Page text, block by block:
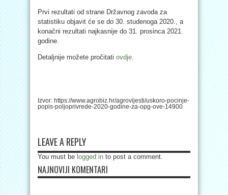
Prvi rezultati od strane Državnog zavoda za
statistiku objavit će se do 30. studenoga 2020., a
konačni rezultati najkasnije do 31. prosinca 2021.
godine.
Detaljnije možete pročitati ovdje.
Izvor: https://www.agrobiz.hr/agrovijesti/uskoro-pocinje-
popis-poljoprivrede-2020-godine-za-opg-ove-14900
LEAVE A REPLY
You must be logged in to post a comment.
NAJNOVIJI KOMENTARI